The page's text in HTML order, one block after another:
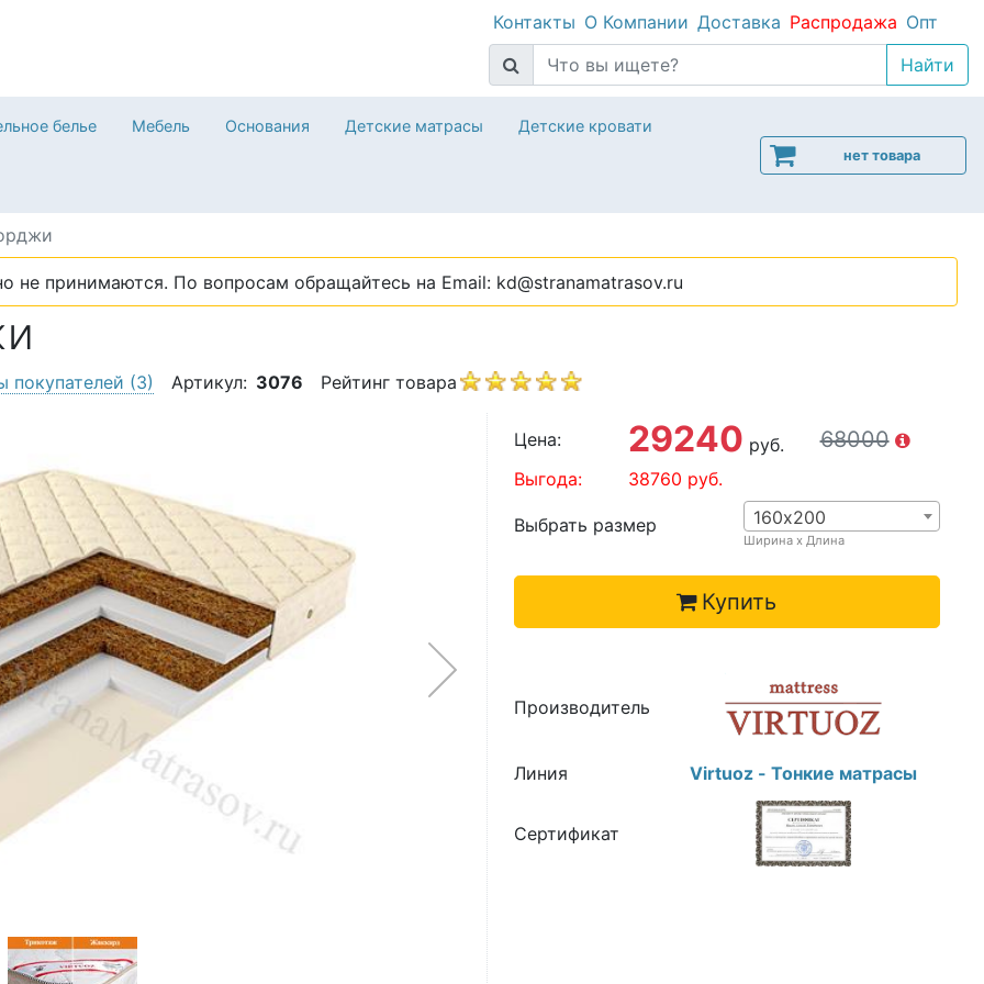
Контакты О Компании Доставка Распродажа Опт
белье Мебель Основания Детские матрасы Детские кровати
нет товара
не принимаются. По вопросам обращайтесь на Email: kd@stranamatrasov.ru
покупателей (3) Артикул: 3076 Рейтинг товара
Цена: 29240 руб. 68000
Выгода: 38760 руб.
Выбрать размер 160х200
Ширина х Длина
Купить
Производитель
Линия Virtuoz - Тонкие матрасы
Сертификат